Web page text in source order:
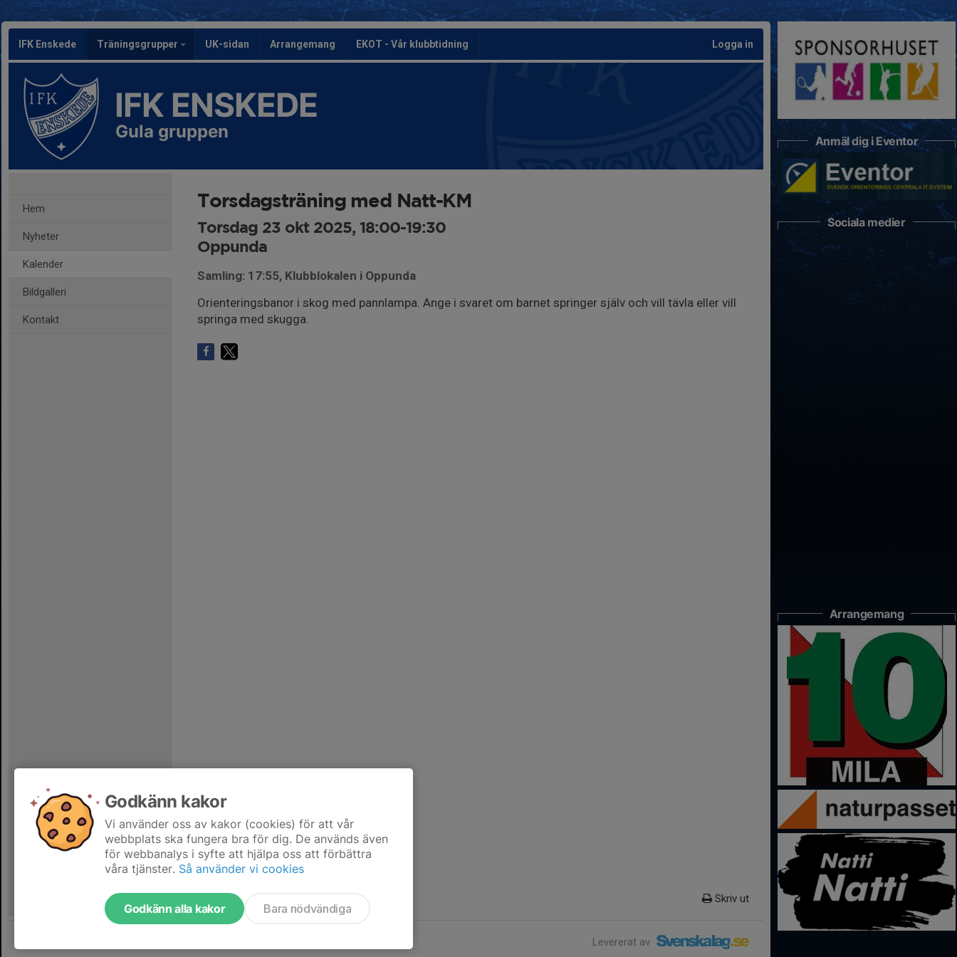
IFK Enskede Träningsgrupper UK-sidan Arrangemang EKOT - Vår klubbtidning Logga in
IFK ENSKEDE
Gula gruppen
Hem
Nyheter
Kalender
Bildgalleri
Kontakt
Torsdagsträning med Natt-KM
Torsdag 23 okt 2025, 18:00-19:30
Oppunda
Samling: 17:55, Klubblokalen i Oppunda
Orienteringsbanor i skog med pannlampa. Ange i svaret om barnet springer själv och vill tävla eller vill
springa med skugga.
Skriv ut
Levererat av
Anmäl dig i Eventor
Sociala medier
Arrangemang
Godkänn kakor
Vi använder oss av kakor (cookies) för att vår
webbplats ska fungera bra för dig. De används även
för webbanalys i syfte att hjälpa oss att förbättra
våra tjänster. Så använder vi cookies
Godkänn alla kakor Bara nödvändiga